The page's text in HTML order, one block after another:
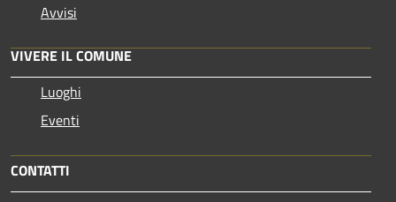
Avvisi
VIVERE IL COMUNE
Luoghi
Eventi
CONTATTI